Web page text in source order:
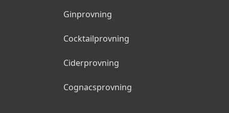
Ginprovning
Cocktailprovning
Ciderprovning
Cognacsprovning